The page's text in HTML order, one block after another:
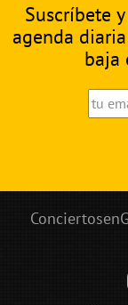
Suscríbete
agenda
baja